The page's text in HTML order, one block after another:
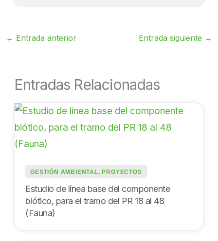
← Entrada anterior Entrada siguiente →
Entradas Relacionadas
Estudio de línea base del componente
biótico, para el tramo del PR 18 al 48
(Fauna)
GESTIÓN AMBIENTAL, PROYECTOS